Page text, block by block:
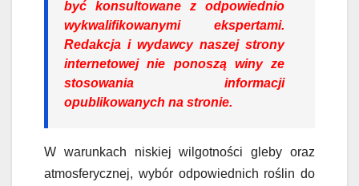
być konsultowane z odpowiednio
wykwalifikowanymi ekspertami.
Redakcja i wydawcy naszej strony
internetowej nie ponoszą winy ze
stosowania informacji
opublikowanych na stronie.
W warunkach niskiej wilgotności gleby oraz
atmosferycznej, wybór odpowiednich roślin do